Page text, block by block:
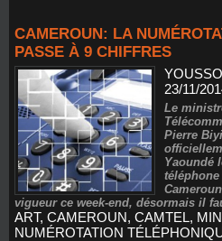
CAMEROUN: LA
PASSE À 9 CHIFFRES
23/11/
Le
Pierre
Yaoundé
vigueur ce week-end, désormais il
ART, CAMEROUN, CAMTEL,
NUMÉROTATION